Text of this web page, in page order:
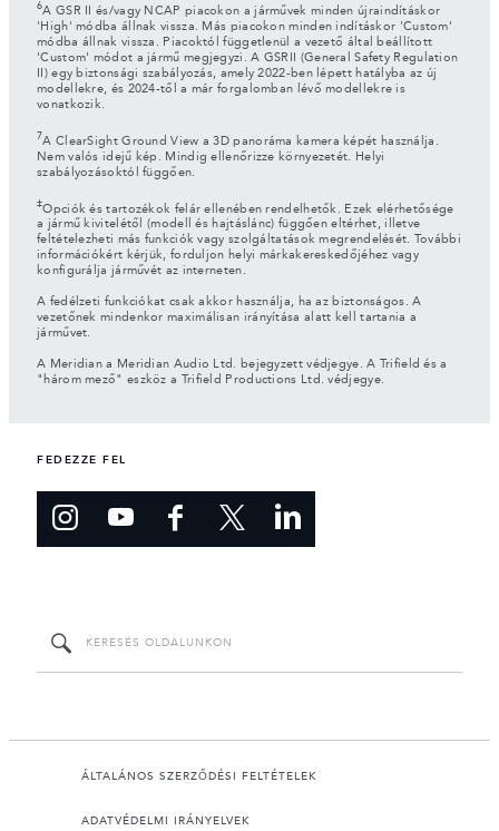
6A GSR II és/vagy NCAP piacokon a járművek minden újraindításkor
'High' módba állnak vissza. Más piacokon minden indításkor 'Custom'
módba állnak vissza. Piacoktól függetlenül a vezető által beállított
'Custom' módot a jármű megjegyzi. A GSRII (General Safety Regulation
II) egy biztonsági szabályozás, amely 2022-ben lépett hatályba az új
modellekre, és 2024-től a már forgalomban lévő modellekre is
vonatkozik.
7A ClearSight Ground View a 3D panoráma kamera képét használja.
Nem valós idejű kép. Mindig ellenőrizze környezetét. Helyi
szabályozásoktól függően.
‡Opciók és tartozékok felár ellenében rendelhetők. Ezek elérhetősége
a jármű kivitelétől (modell és hajtáslánc) függően eltérhet, illetve
feltételezheti más funkciók vagy szolgáltatások megrendelését. További
információkért kérjük, forduljon helyi márkakereskedőjéhez vagy
konfigurálja járművét az interneten.
A fedélzeti funkciókat csak akkor használja, ha az biztonságos. A
vezetőnek mindenkor maximálisan irányítása alatt kell tartania a
járművet.
A Meridian a Meridian Audio Ltd. bejegyzett védjegye. A Trifield és a
"három mező" eszköz a Trifield Productions Ltd. védjegye.
FEDEZZE FEL
ÁLTALÁNOS SZERZŐDÉSI FELTÉTELEK
ADATVÉDELMI IRÁNYELVEK